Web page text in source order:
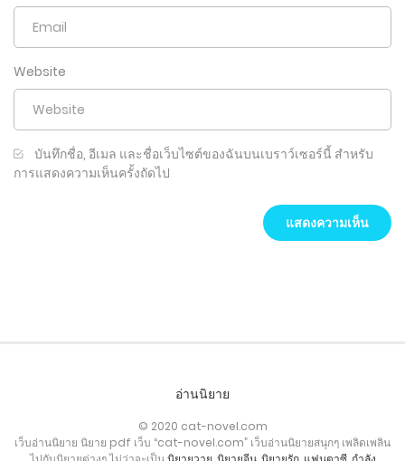
Website
บันทึกชื่อ, อีเมล และชื่อเว็บไซต์ของฉันบนเบราว์เซอร์นี้ สำหรับ
การแสดงความเห็นครั้งถัดไป
อ่านนิยาย
© 2020 cat-novel.com
เว็บอ่านนิยาย นิยาย pdf เว็บ “cat-novel.com” เว็บอ่านนิยายสนุกๆ เพลิดเพลิน